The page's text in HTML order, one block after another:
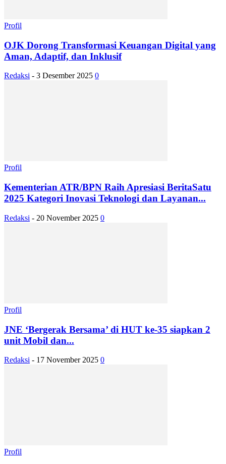
Profil
OJK Dorong Transformasi Keuangan Digital yang
Aman, Adaptif, dan Inklusif
Redaksi - 3 Desember 2025 0
Profil
Kementerian ATR/BPN Raih Apresiasi BeritaSatu
2025 Kategori Inovasi Teknologi dan Layanan...
Redaksi - 20 November 2025 0
Profil
JNE ‘Bergerak Bersama’ di HUT ke-35 siapkan 2
unit Mobil dan...
Redaksi - 17 November 2025 0
Profil